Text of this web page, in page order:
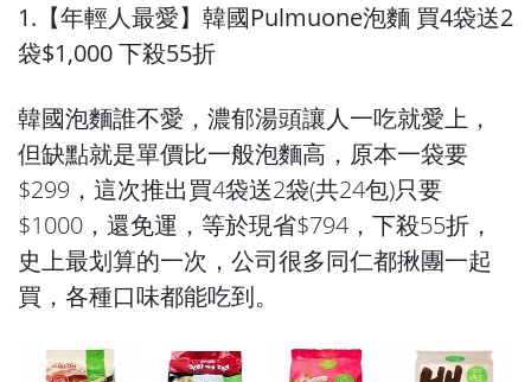
1.【年輕人最愛】韓國Pulmuone泡麵 買4袋送2
袋$1,000 下殺55折
韓國泡麵誰不愛，濃郁湯頭讓人一吃就愛上，
但缺點就是單價比一般泡麵高，原本一袋要
$299，這次推出買4袋送2袋(共24包)只要
$1000，還免運，等於現省$794，下殺55折，
史上最划算的一次，公司很多同仁都揪團一起
買，各種口味都能吃到。